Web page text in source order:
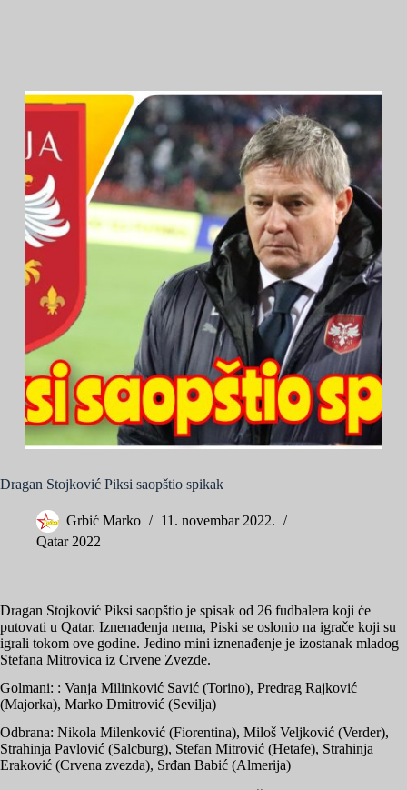
Dragan Stojković Piksi saopštio spikak
Grbić Marko
11. novembar 2022.
Qatar 2022
Dragan Stojković Piksi saopštio je spisak od 26 fudbalera koji će
putovati u Qatar. Iznenađenja nema, Piski se oslonio na igrače koji su
igrali tokom ove godine. Jedino mini iznenađenje je izostanak mladog
Stefana Mitrovica iz Crvene Zvezde.
Golmani: : Vanja Milinković Savić (Torino), Predrag Rajković
(Majorka), Marko Dmitrović (Sevilja)
Odbrana: Nikola Milenković (Fiorentina), Miloš Veljković (Verder),
Strahinja Pavlović (Salcburg), Stefan Mitrović (Hetafe), Strahinja
Eraković (Crvena zvezda), Srđan Babić (Almerija)